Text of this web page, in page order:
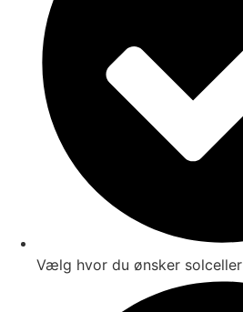
Vælg hvor du ønsker solceller